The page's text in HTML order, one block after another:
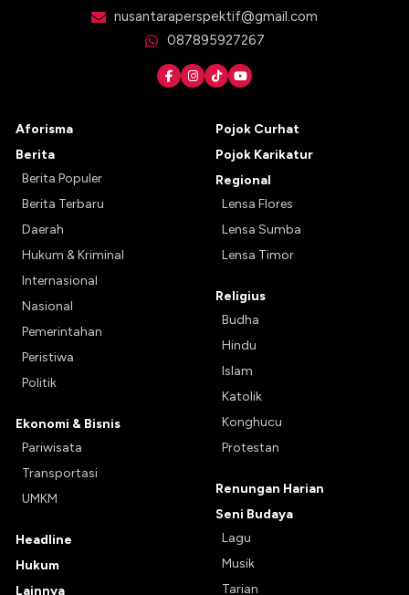
nusantaraperspektif@gmail.com
087895927267
Aforisma
Berita
Berita Populer
Berita Terbaru
Daerah
Hukum & Kriminal
Internasional
Nasional
Pemerintahan
Peristiwa
Politik
Ekonomi & Bisnis
Pariwisata
Transportasi
UMKM
Headline
Hukum
Lainnya
Pojok Curhat
Pojok Karikatur
Regional
Lensa Flores
Lensa Sumba
Lensa Timor
Religius
Budha
Hindu
Islam
Katolik
Konghucu
Protestan
Renungan Harian
Seni Budaya
Lagu
Musik
Tarian